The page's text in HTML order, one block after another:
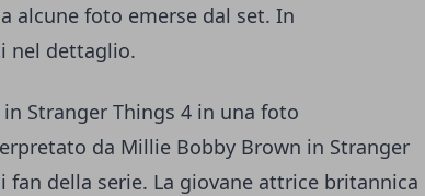
alcune foto emerse dal set. In
nel dettaglio.
Stranger Things 4 in una foto
da Millie Bobby Brown in Stranger
fan della serie. La giovane attrice britannica